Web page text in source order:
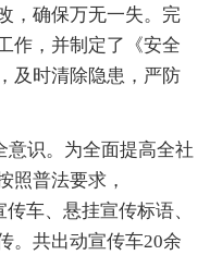
，确保万无一失。完
作，并制定了《安全
及时清除隐患，严防
意识。为全面提高全社
照普法要求，
车、悬挂宣传标语、
。共出动宣传车20余